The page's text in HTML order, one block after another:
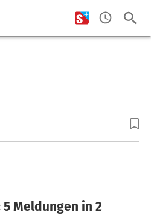
Meldungen in 2